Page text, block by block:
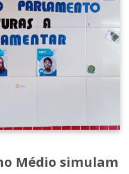
Médio simulam